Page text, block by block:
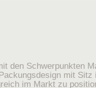
den Schwerpunkten
mit Sitz
im Markt zu